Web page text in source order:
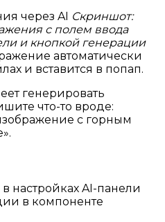
Скриншот:
с полем ввода
и кнопкой генерации
автоматически
и вставится в попап.
генерировать
что-то вроде:
с горным
настройках AI-панели
в компоненте